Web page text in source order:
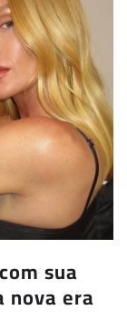
sua
nova era